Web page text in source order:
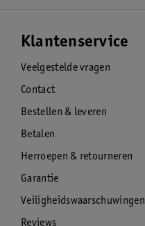
Klantenservice
Veelgestelde vragen
Contact
Bestellen & leveren
Betalen
Herroepen & retourneren
Garantie
Veiligheidswaarschuwingen
Reviews